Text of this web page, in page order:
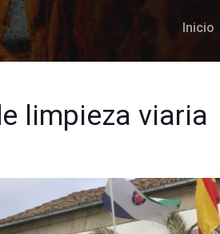
Inicio
limpieza viaria